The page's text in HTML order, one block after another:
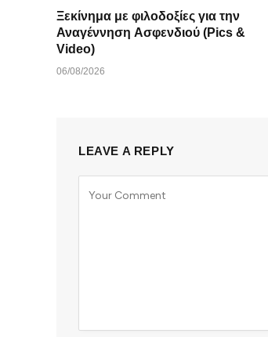
Ξεκίνημα με φιλοδοξίες για την
Αναγέννηση Ασφενδιού (Pics &
Video)
06/08/2026
LEAVE A REPLY